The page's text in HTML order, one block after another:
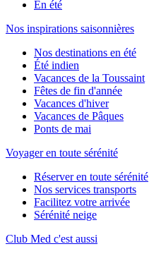
En été
Nos inspirations saisonnières
Nos destinations en été
Été indien
Vacances de la Toussaint
Fêtes de fin d'année
Vacances d'hiver
Vacances de Pâques
Ponts de mai
Voyager en toute sérénité
Réserver en toute sérénité
Nos services transports
Facilitez votre arrivée
Sérénité neige
Club Med c'est aussi